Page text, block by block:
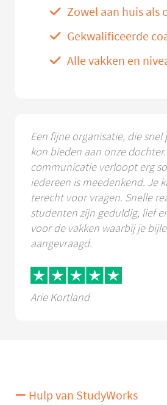
Zowel aan huis als
Gekwalificeerde
Alle vakken en
Een fijne organisatie, die snel
kon bieden aan onze
communicatie verloopt erg
iedereen is meedenkend. Je
terecht voor vragen. Snelle
studenten zijn geduldig, lief
voor de vakken waarbij je
aangevraagd.
Arie Kortland
Hulp van StudyWorks